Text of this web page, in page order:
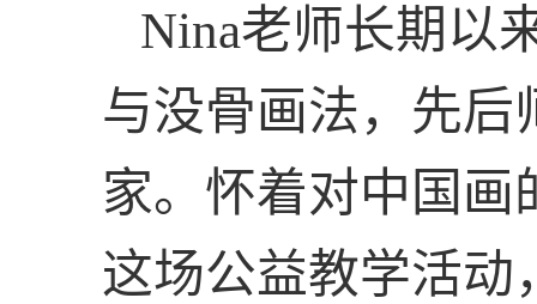
Nina老师长期以
与没骨画法，先后
家。怀着对中国画
这场公益教学活动